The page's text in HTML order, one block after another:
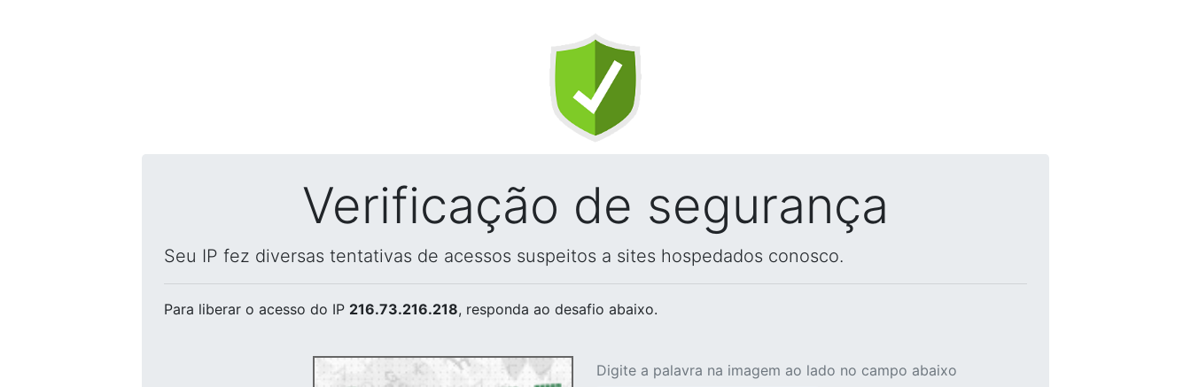
Verificação de segurança
Seu IP fez diversas tentativas de acessos suspeitos a sites hospedados conosco.
Para liberar o acesso do IP 216.73.216.218, responda ao desafio abaixo.
Digite a palavra na imagem ao lado no campo abaixo